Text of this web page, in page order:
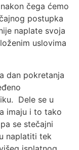
čega ćemo
postupka
naplate svoja
uslovima
dan pokretanja
Dele se u
imaju i to tako
se stečajni
naplatiti tek